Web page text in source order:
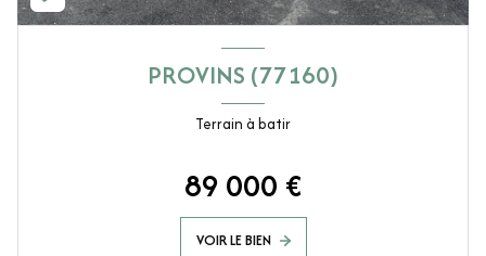
PROVINS (77160)
Terrain à batir
89 000 €
VOIR LE BIEN